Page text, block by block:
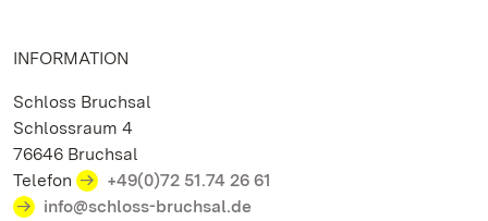
INFORMATION
Schloss Bruchsal
Schlossraum 4
76646 Bruchsal
Telefon
+49(0)72 51.74 26 61
info@schloss-bruchsal.de